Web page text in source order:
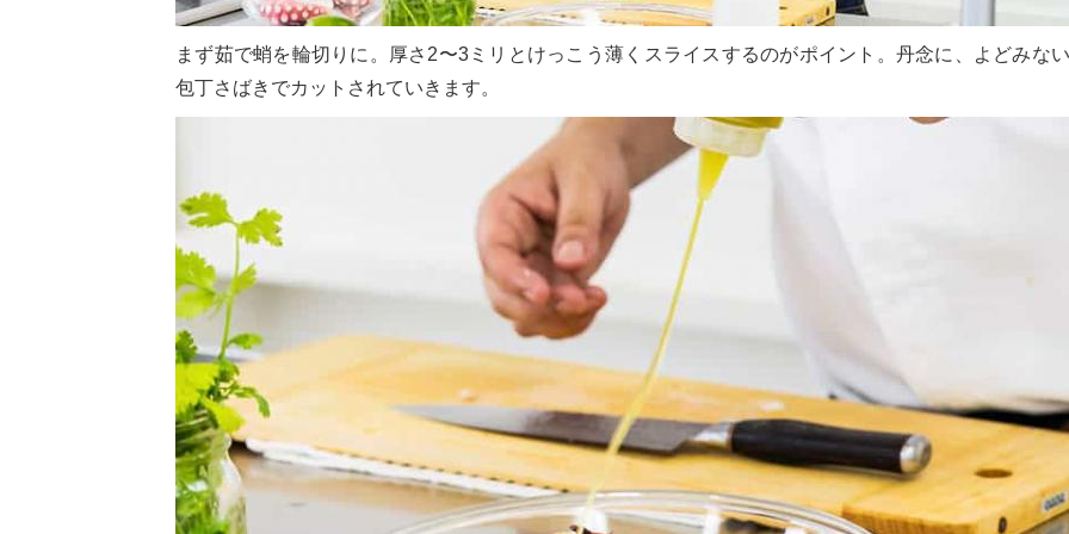
まず茹で蛸を輪切りに。厚さ2〜3ミリとけっこう薄くスライスするのがポイント。丹念に、よどみない
包丁さばきでカットされていきます。